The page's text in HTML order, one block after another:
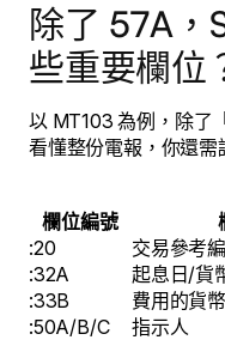
除了 57A，
些重要欄位
以 MT103 為例，除了
看懂整份電報，你還需
欄位編號
:20
交易參考
:32A
起息日/貨
:33B
費用的貨
:50A/B/C
指示人